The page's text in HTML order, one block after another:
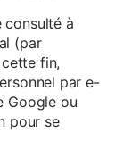
consulté à
(par
fin,
par e-
Google ou
pour se